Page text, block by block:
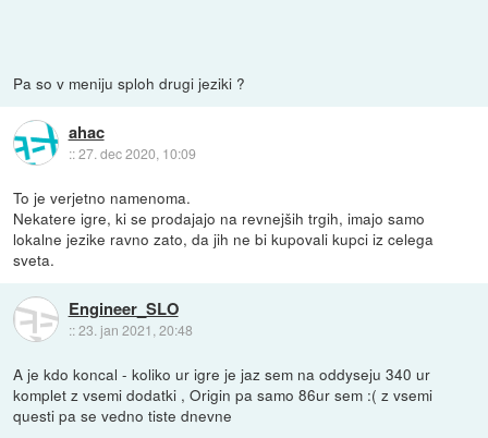
Pa so v meniju sploh drugi jeziki ?
ahac
::27. dec 2020, 10:09
To je verjetno namenoma.
Nekatere igre, ki se prodajajo na revnejših trgih, imajo samo
lokalne jezike ravno zato, da jih ne bi kupovali kupci iz celega
sveta.
Engineer_SLO
::23. jan 2021, 20:48
A je kdo koncal - koliko ur igre je jaz sem na oddyseju 340 ur
komplet z vsemi dodatki , Origin pa samo 86ur sem :( z vsemi
questi pa se vedno tiste dnevne